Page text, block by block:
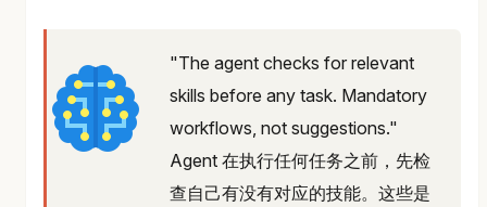
"The agent checks for relevant
skills before any task. Mandatory
workflows, not suggestions."
Agent 在执行任何任务之前，先检
查自己有没有对应的技能。这些是